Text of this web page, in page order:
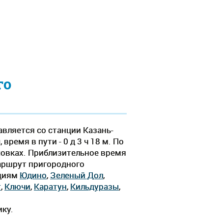
со станции Казань-
в пути - 0 д 3 ч 18 м. По
Приблизительное время
пригородного
Юдино, Зеленый Дол,
, Ключи, Каратун, Кильдуразы,